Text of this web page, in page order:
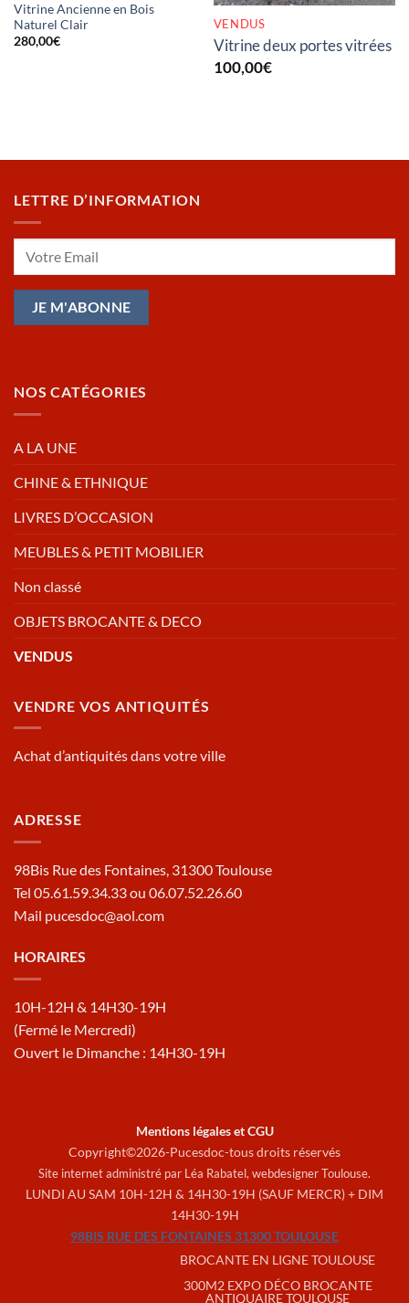
Vitrine Ancienne en Bois
Naturel Clair
280,00€
VENDUS
Vitrine deux portes vitrées
100,00€
LETTRE D’INFORMATION
NOS CATÉGORIES
A LA UNE
CHINE & ETHNIQUE
LIVRES D’OCCASION
MEUBLES & PETIT MOBILIER
Non classé
OBJETS BROCANTE & DECO
VENDUS
VENDRE VOS ANTIQUITÉS
Achat d’antiquités dans votre ville
ADRESSE
98Bis Rue des Fontaines, 31300 Toulouse
Tel 05.61.59.34.33 ou 06.07.52.26.60
Mail pucesdoc@aol.com
HORAIRES
10H-12H & 14H30-19H
(Fermé le Mercredi)
Ouvert le Dimanche : 14H30-19H
Mentions légales et CGU
Copyright©2026-Pucesdoc-tous droits réservés
Site internet administré par Léa Rabatel,webdesigner Toulouse.
LUNDI AU SAM 10H-12H & 14H30-19H (SAUF MERCR) + DIM
14H30-19H
98BIS RUE DES FONTAINES 31300 TOULOUSE
BROCANTE EN LIGNE TOULOUSE
300M2 EXPO DÉCO BROCANTE
ANTIQUAIRE TOULOUSE